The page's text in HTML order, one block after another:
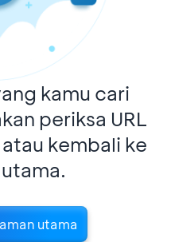
kamu cari
periksa URL
kembali ke
utama